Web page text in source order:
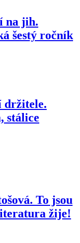
na jih.
šestý ročník
držitele.
stálice
To jsou
žije!